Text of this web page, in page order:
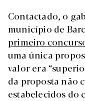
Contactado, o
município de
primeiro
uma única
valor era
da proposta não
estabelecidos do